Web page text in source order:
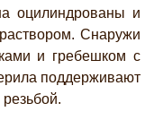
оцилиндрованы и
Снаружи
и гребешком с
поддерживают